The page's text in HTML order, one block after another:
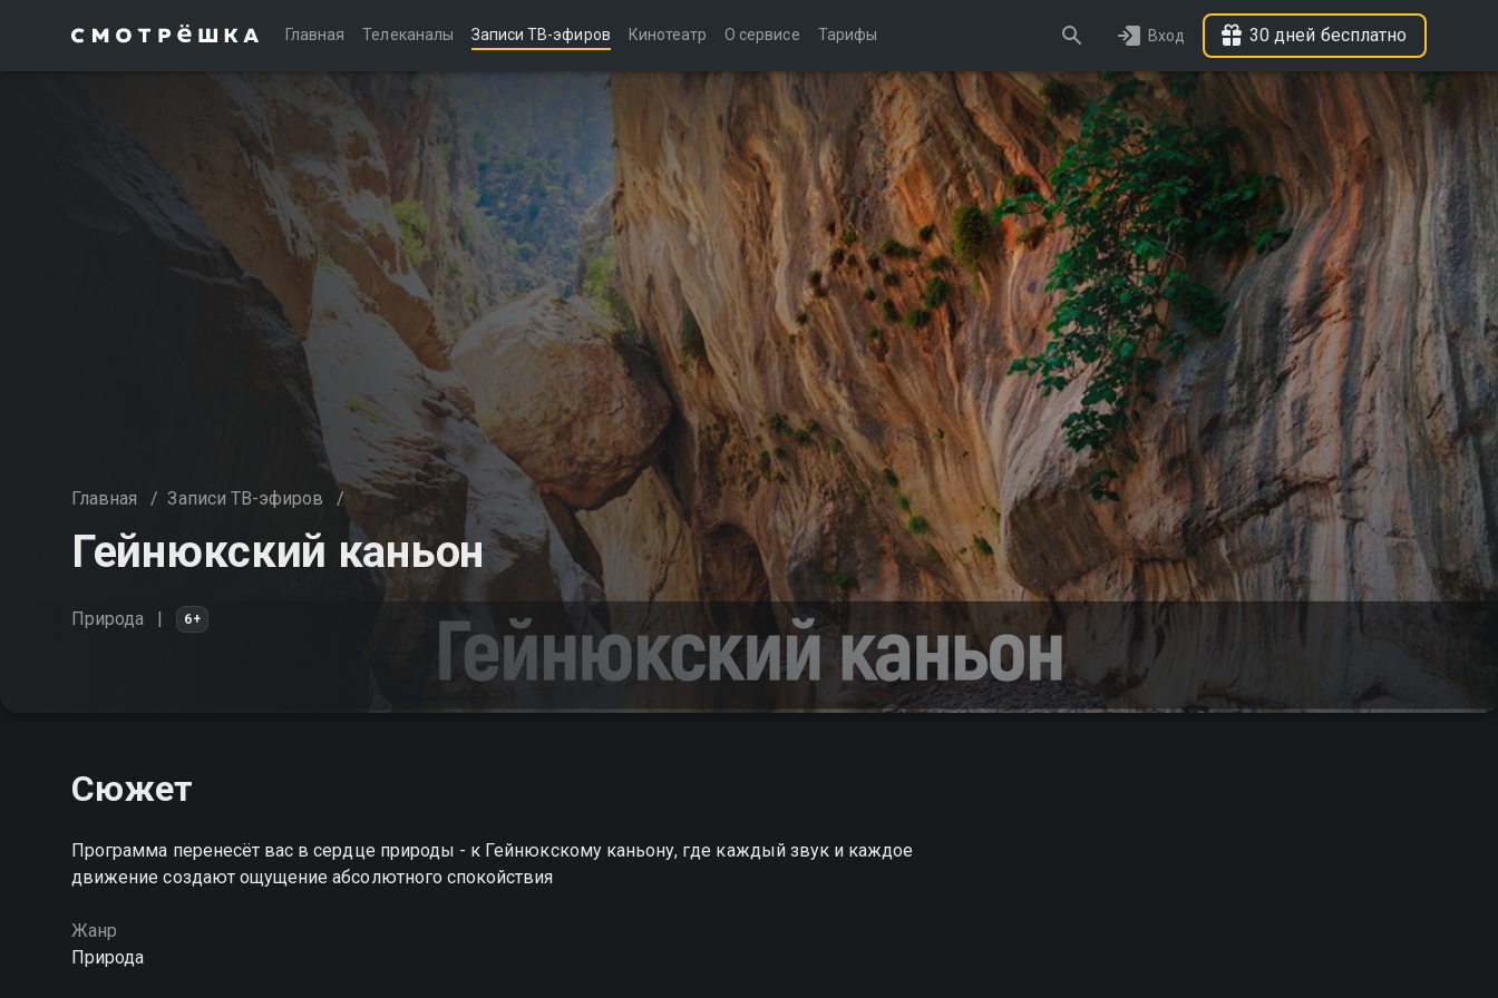
Главная Телеканалы Записи ТВ-эфиров Кинотеатр О сервисе Тарифы Вход 30 дней бесплатно
Главная / Записи ТВ-эфиров /
Гейнюкский каньон
Природа 6+
Сюжет
Программа перенесёт вас в сердце природы - к Гейнюкскому каньону, где каждый звук и каждое
движение создают ощущение абсолютного спокойствия
Жанр
Природа